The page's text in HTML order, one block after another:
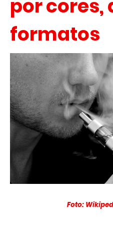
por cores,
formatos
Foto: